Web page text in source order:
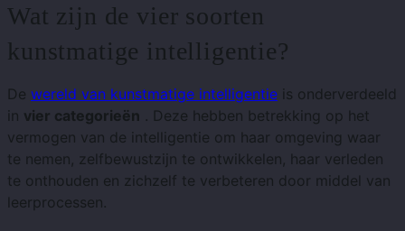
Wat zijn de vier soorten
kunstmatige intelligentie?
De wereld van kunstmatige intelligentie is onderverdeeld
in vier categorieën . Deze hebben betrekking op het
vermogen van de intelligentie om haar omgeving waar
te nemen, zelfbewustzijn te ontwikkelen, haar verleden
te onthouden en zichzelf te verbeteren door middel van
leerprocessen.